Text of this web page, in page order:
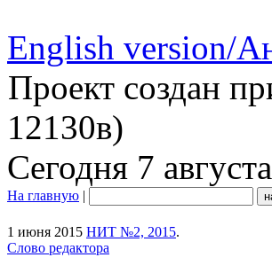
English version/
Проект создан
12130в)
Сегодня 7
На главную |
1 июня 2015 НИТ №2, 2015.
Слово редактора